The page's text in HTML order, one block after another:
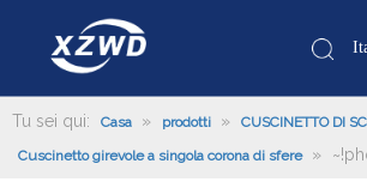
Tu sei qui: Casa » prodotti » CUSCINETTO DI
Cuscinetto girevole a singola corona di sfere »